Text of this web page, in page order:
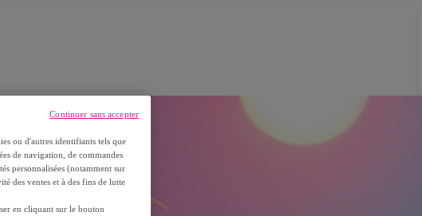
ou d'autres identifiants tels que
de navigation, de commandes
personnalisées (notamment sur
des ventes et à des fins de lutte
en cliquant sur le bouton
Continuer sans accepter